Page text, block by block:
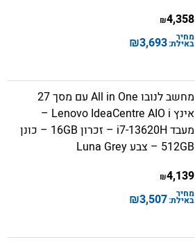
4,358
₪
מחיר
באילת:3,693
₪
מחשב לנובו All in One עם מסך 27
אינץ Lenovo IdeaCentre AIO i –
מעבד i7-13620H – זכרון 16GB – כונן
512GB – צבע Luna Grey
4,139
₪
מחיר
באילת:3,507
₪